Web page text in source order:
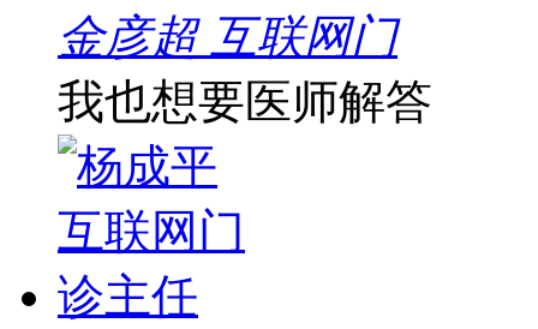
金彦超 互联网门
我也想要医师解答